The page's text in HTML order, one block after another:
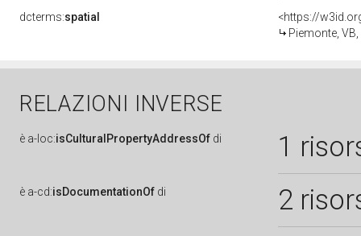
dcterms:spatial
<https://
Piemonte,
RELAZIONI INVERSE
è a-loc:isCulturalPropertyAddressOf di 1
è a-cd:isDocumentationOf di 2